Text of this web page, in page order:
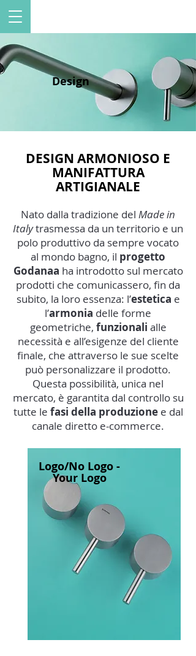
Design
DESIGN ARMONIOSO E
MANIFATTURA
ARTIGIANALE
Nato dalla tradizione del Made in
Italytrasmessa da un territorio e un
polo produttivo da sempre vocato
al mondo bagno, il progetto
Godanaa ha introdotto sul mercato
prodotti che comunicassero, fin da
subito, la loro essenza: l’estetica e
l’armonia delle forme
geometriche, funzionali alle
necessità e all’esigenze del cliente
finale, che attraverso le sue scelte
può personalizzare il prodotto.
Questa possibilità, unica nel
mercato, è garantita dal controllo su
tutte le fasi della produzionee dal
canale diretto e-commerce.
Logo/No Logo -
Your Logo